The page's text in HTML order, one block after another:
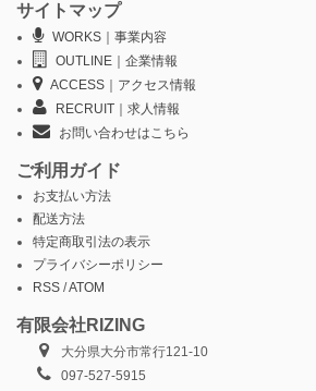
サイトマップ
WORKS｜事業内容
OUTLINE｜企業情報
ACCESS｜アクセス情報
RECRUIT｜求人情報
お問い合わせはこちら
ご利用ガイド
お支払い方法
配送方法
特定商取引法の表示
プライバシーポリシー
RSS /ATOM
有限会社RIZING
大分県大分市常行121-10
097-527-5915